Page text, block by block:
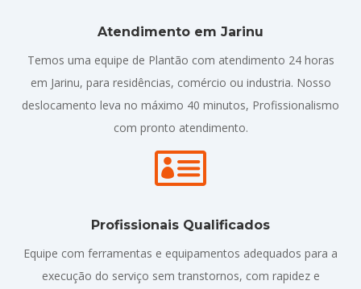
Atendimento em Jarinu
Temos uma equipe de Plantão com atendimento 24 horas
em Jarinu, para residências, comércio ou industria. Nosso
deslocamento leva no máximo 40 minutos, Profissionalismo
com pronto atendimento.

Profissionais Qualificados
Equipe com ferramentas e equipamentos adequados para a
execução do serviço sem transtornos, com rapidez e